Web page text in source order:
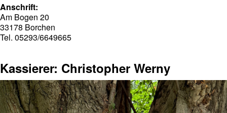
Anschrift:
Am Bogen 20
33178 Borchen
Tel. 05293/6649665
Kassierer: Christopher Werny